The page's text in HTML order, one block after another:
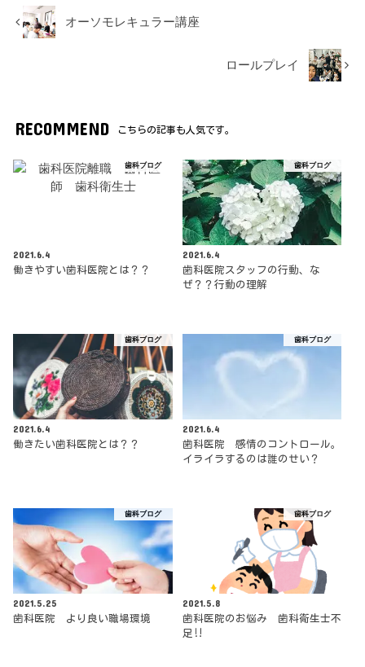
オーソモレキュラー講座
ロールプレイ
RECOMMEND こちらの記事も人気です。
歯科ブログ
2021.6.4
働きやすい歯科医院とは？？
歯科ブログ
2021.6.4
歯科医院スタッフの行動、な
ぜ？？行動の理解
歯科ブログ
2021.6.4
働きたい歯科医院とは？？
歯科ブログ
2021.6.4
歯科医院 感情のコントロール。
イライラするのは誰のせい？
歯科ブログ
2021.5.25
歯科医院 より良い職場環境
歯科ブログ
2021.5.8
歯科医院のお悩み 歯科衛生士不
足‼︎